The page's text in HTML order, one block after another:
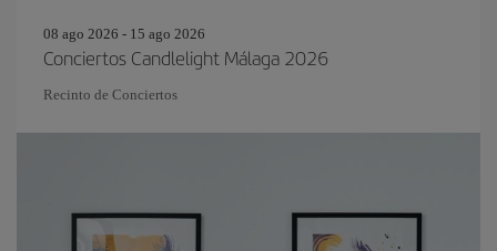
08 ago 2026 - 15 ago 2026
Conciertos Candlelight Málaga 2026
Recinto de Conciertos